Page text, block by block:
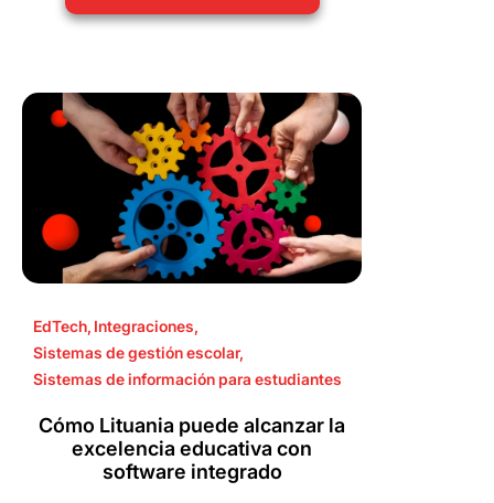
EdTech, Integraciones,
Sistemas de gestión escolar,
Sistemas de información para estudiantes
Cómo Lituania puede alcanzar la
excelencia educativa con
software integrado